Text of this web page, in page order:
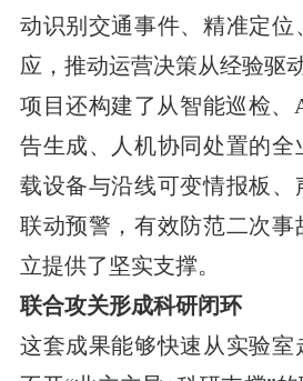
动识别交通事件、精准定位
应，推动运营决策从经验驱
项目还构建了从智能巡检、
告生成、人机协同处置的全
载设备与沿线可变情报板、
联动预警，有效防范二次事
立提供了坚实支撑。
联合攻关形成科研闭环
这套成果能够快速从实验室